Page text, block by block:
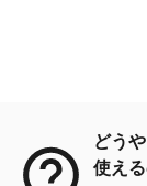
どう
使える